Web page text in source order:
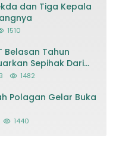
dan Tiga Kepala
1510
Belasan Tahun
Sepihak Dari
1482
Polagan Gelar Buka
1440